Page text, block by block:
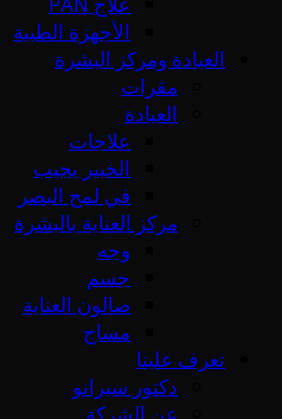
الأجهزة الطبية
العيادة ومركز البشرة
مقرات
العيادة
علاجات
الخبير يجيب
في لمح البصر
مركز العناية بالبشرة
وجه
جسم
صالون العناية
مساج
تعرف علينا
دكتور سيرانو